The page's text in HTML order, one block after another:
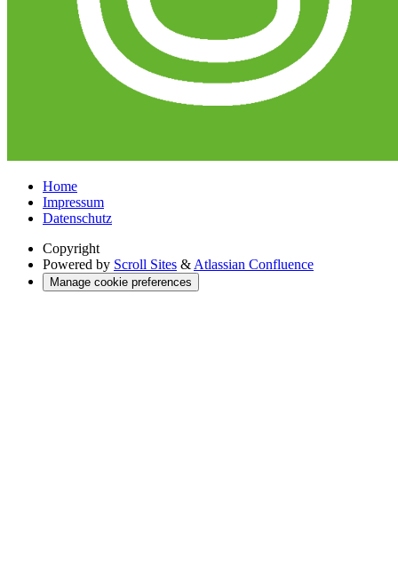
Home
Impressum
Datenschutz
Copyright
Powered by Scroll Sites & Atlassian Confluence
Manage cookie preferences